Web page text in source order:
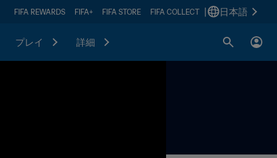
FIFA REWARDS FIFA+ FIFA STORE FIFA COLLECT 日本語
プレイ 詳細